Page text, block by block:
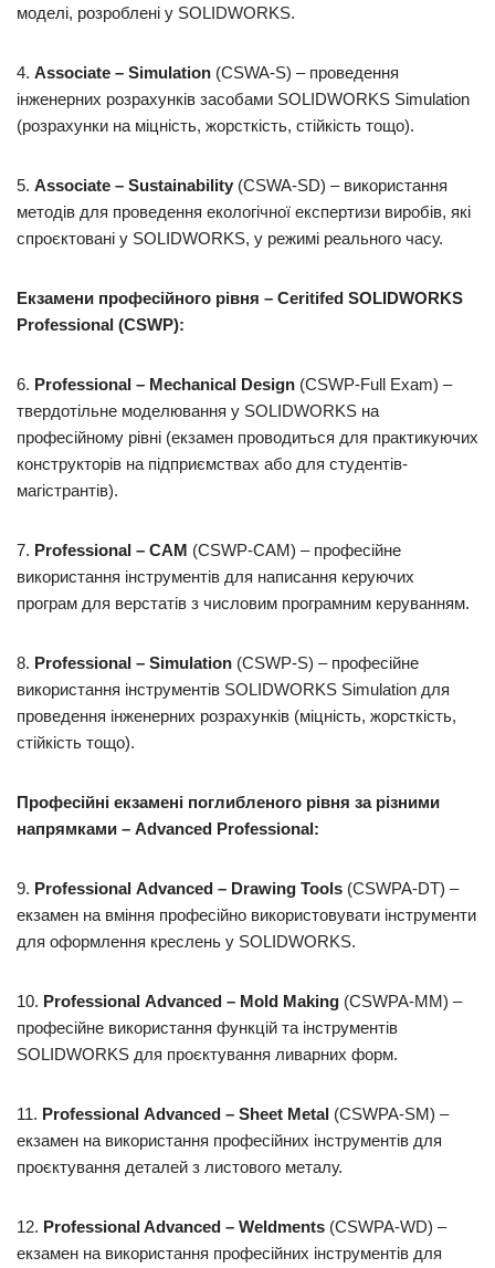
моделі, розроблені у SOLIDWORKS.
4. Associate – Simulation (CSWA-S) – проведення
інженерних розрахунків засобами SOLIDWORKS Simulation
(розрахунки на міцність, жорсткість, стійкість тощо).
5. Associate – Sustainability (CSWA-SD) – використання
методів для проведення екологічної експертизи виробів, які
спроєктовані у SOLIDWORKS, у режимі реального часу.
Екзамени професійного рівня – Ceritifed SOLIDWORKS
Professional (CSWP):
6. Professional – Mechanical Design (CSWP-Full Exam) –
твердотільне моделювання у SOLIDWORKS на
професійному рівні (екзамен проводиться для практикуючих
конструкторів на підприємствах або для студентів-
магістрантів).
7. Professional – CAM (CSWP-CAM) – професійне
використання інструментів для написання керуючих
програм для верстатів з числовим програмним керуванням.
8. Professional – Simulation (CSWP-S) – професійне
використання інструментів SOLIDWORKS Simulation для
проведення інженерних розрахунків (міцність, жорсткість,
стійкість тощо).
Професійні екзамені поглибленого рівня за різними
напрямками – Advanced Professional:
9. Professional Advanced – Drawing Tools (CSWPA-DT) –
екзамен на вміння професійно використовувати інструменти
для оформлення креслень у SOLIDWORKS.
10. Professional Advanced – Mold Making (CSWPA-MM) –
професійне використання функцій та інструментів
SOLIDWORKS для проєктування ливарних форм.
11. Professional Advanced – Sheet Metal (CSWPA-SM) –
екзамен на використання професійних інструментів для
проєктування деталей з листового металу.
12. Professional Advanced – Weldments (CSWPA-WD) –
екзамен на використання професійних інструментів для